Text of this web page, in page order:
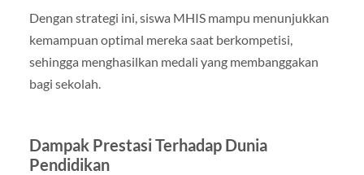
Dengan strategi ini, siswa MHIS mampu menunjukkan
kemampuan optimal mereka saat berkompetisi,
sehingga menghasilkan medali yang membanggakan
bagi sekolah.
Dampak Prestasi Terhadap Dunia
Pendidikan